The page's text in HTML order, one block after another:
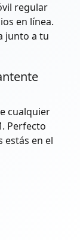
regular
en línea.
junto a tu
cualquier
Perfecto
en el